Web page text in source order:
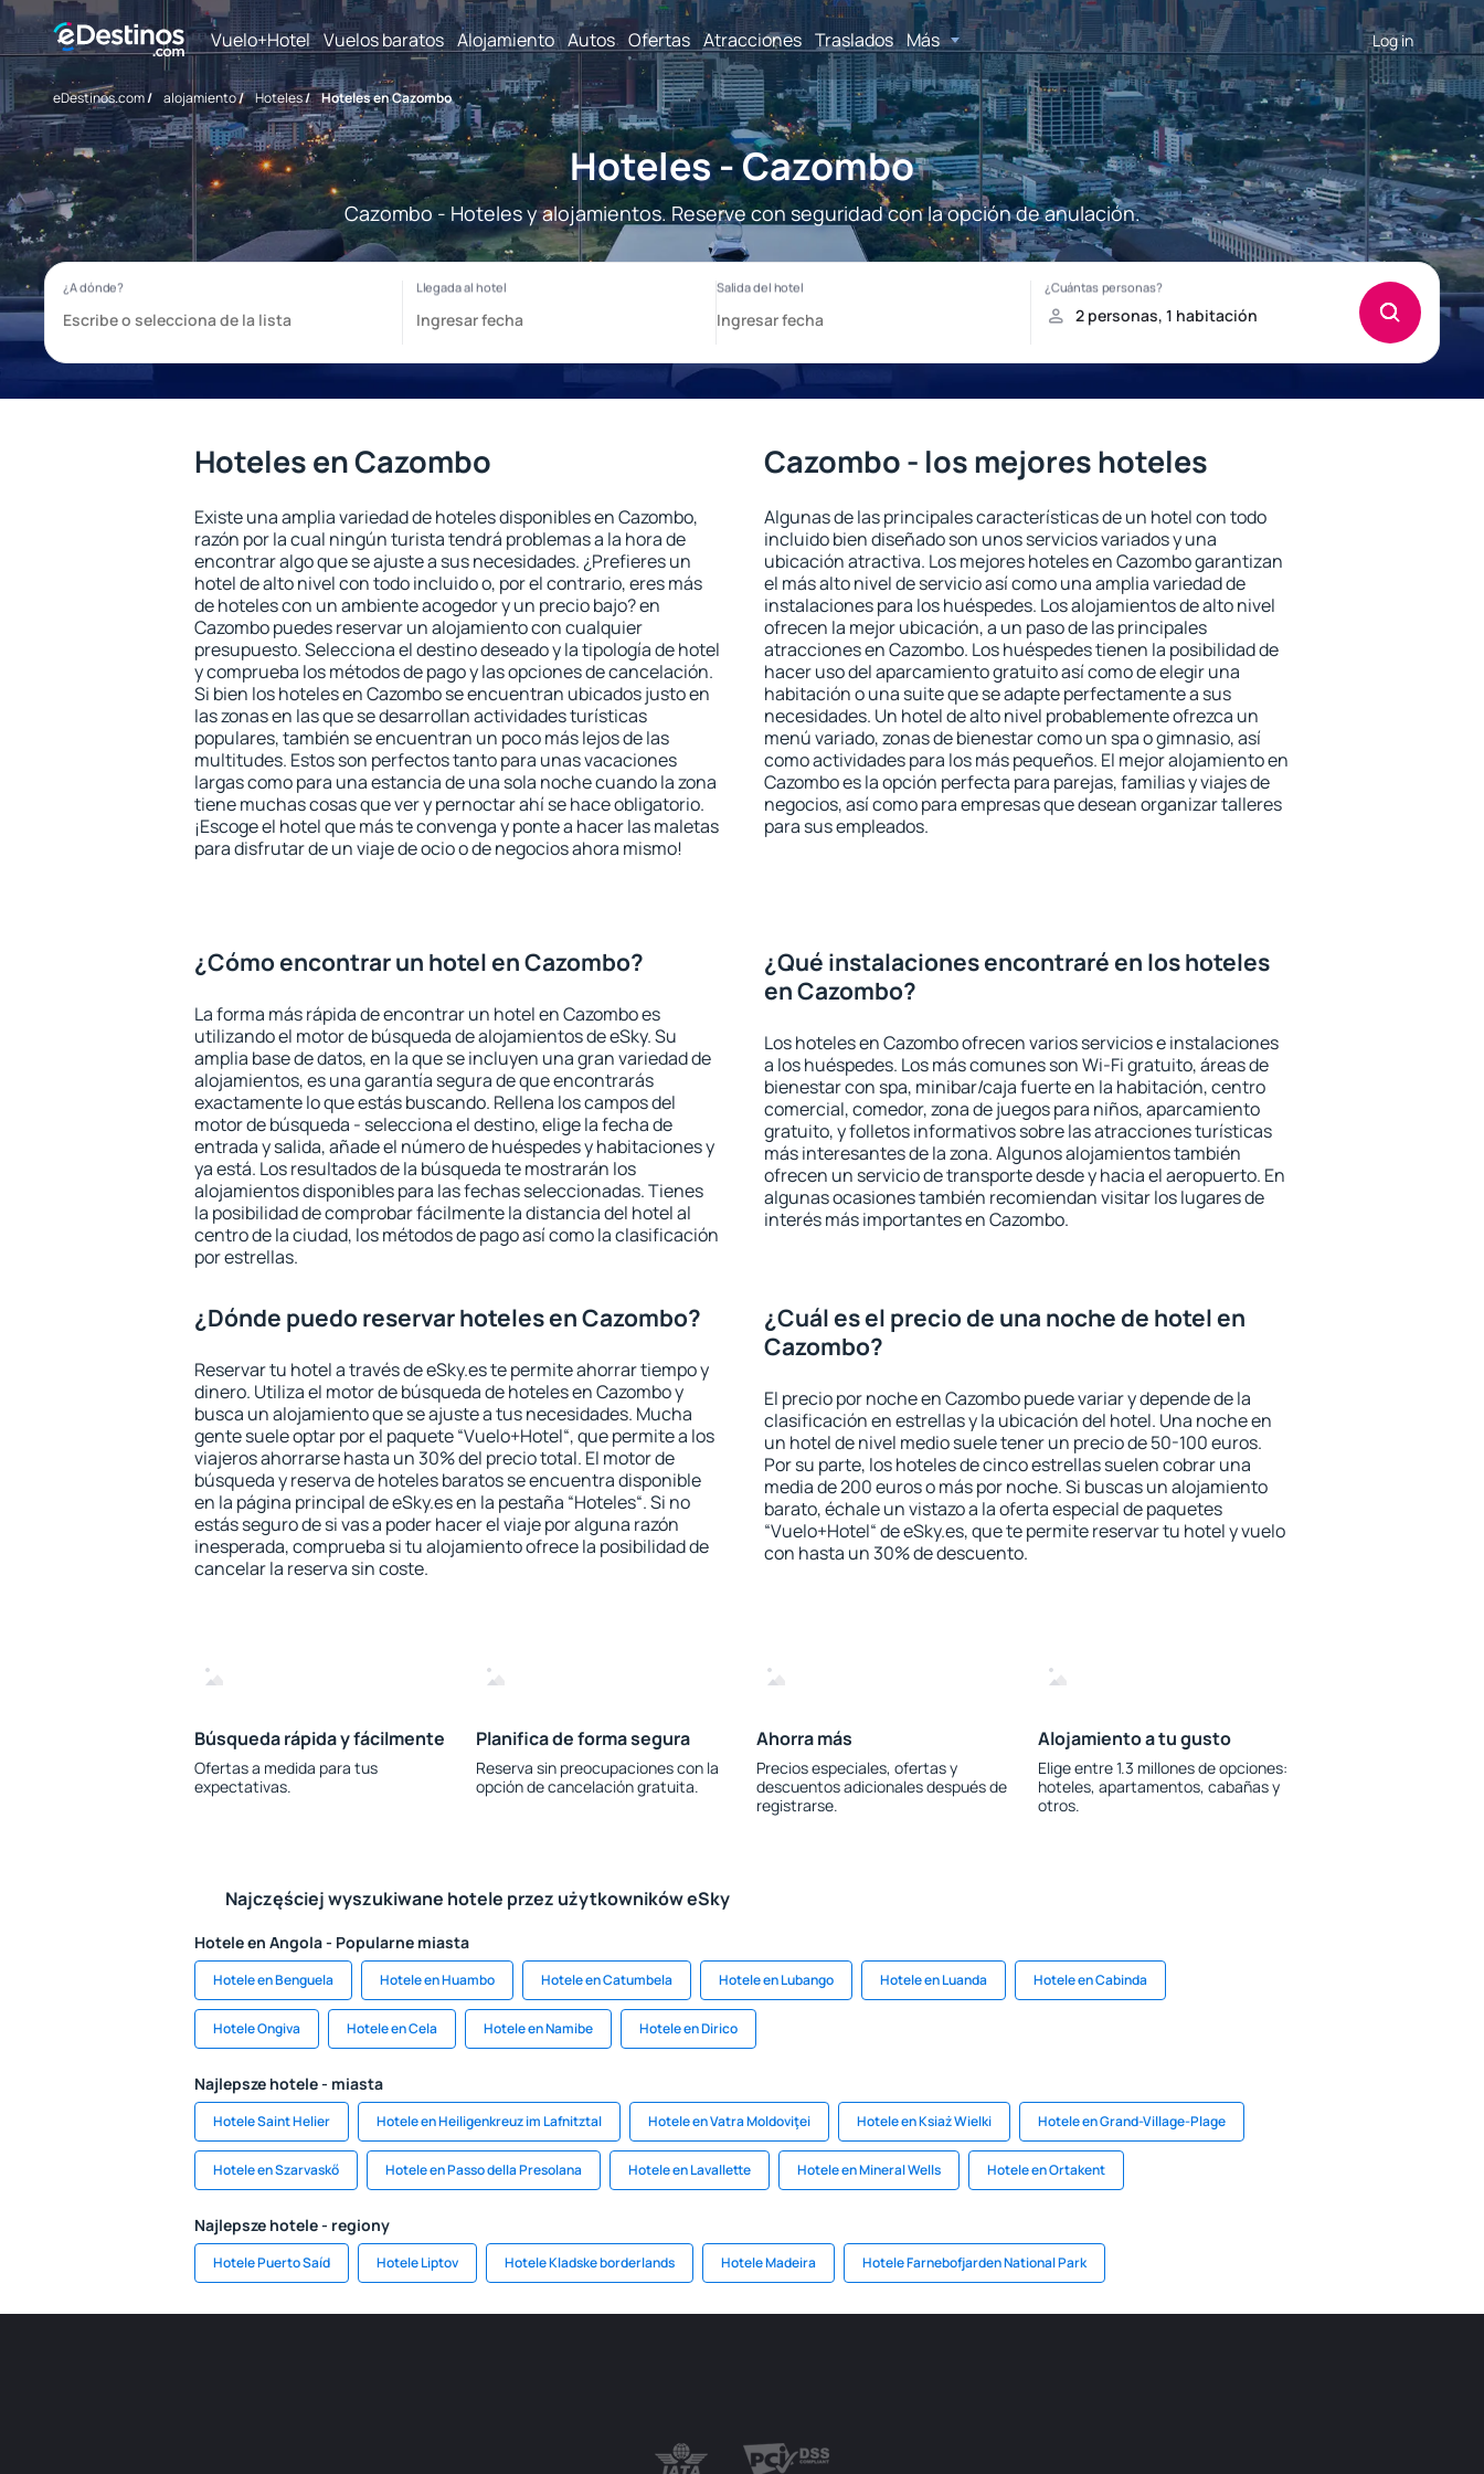
Vuelo+Hotel Vuelos baratos Alojamiento Autos Ofertas Atracciones Traslados Más Log in
eDestinos.com/ alojamiento/ Hoteles/ Hoteles en Cazombo
Hoteles - Cazombo
Cazombo - Hoteles y alojamientos. Reserve con seguridad con la opción de anulación.
Hoteles en Cazombo
Existe una amplia variedad de hoteles disponibles en Cazombo,
razón por la cual ningún turista tendrá problemas a la hora de
encontrar algo que se ajuste a sus necesidades. ¿Prefieres un
hotel de alto nivel con todo incluido o, por el contrario, eres más
de hoteles con un ambiente acogedor y un precio bajo? en
Cazombo puedes reservar un alojamiento con cualquier
presupuesto. Selecciona el destino deseado y la tipología de hotel
y comprueba los métodos de pago y las opciones de cancelación.
Si bien los hoteles en Cazombo se encuentran ubicados justo en
las zonas en las que se desarrollan actividades turísticas
populares, también se encuentran un poco más lejos de las
multitudes. Estos son perfectos tanto para unas vacaciones
largas como para una estancia de una sola noche cuando la zona
tiene muchas cosas que ver y pernoctar ahí se hace obligatorio.
¡Escoge el hotel que más te convenga y ponte a hacer las maletas
para disfrutar de un viaje de ocio o de negocios ahora mismo!
Cazombo - los mejores hoteles
Algunas de las principales características de un hotel con todo
incluido bien diseñado son unos servicios variados y una
ubicación atractiva. Los mejores hoteles en Cazombo garantizan
el más alto nivel de servicio así como una amplia variedad de
instalaciones para los huéspedes. Los alojamientos de alto nivel
ofrecen la mejor ubicación, a un paso de las principales
atracciones en Cazombo. Los huéspedes tienen la posibilidad de
hacer uso del aparcamiento gratuito así como de elegir una
habitación o una suite que se adapte perfectamente a sus
necesidades. Un hotel de alto nivel probablemente ofrezca un
menú variado, zonas de bienestar como un spa o gimnasio, así
como actividades para los más pequeños. El mejor alojamiento en
Cazombo es la opción perfecta para parejas, familias y viajes de
negocios, así como para empresas que desean organizar talleres
para sus empleados.
¿Cómo encontrar un hotel en Cazombo?
La forma más rápida de encontrar un hotel en Cazombo es
utilizando el motor de búsqueda de alojamientos de eSky. Su
amplia base de datos, en la que se incluyen una gran variedad de
alojamientos, es una garantía segura de que encontrarás
exactamente lo que estás buscando. Rellena los campos del
motor de búsqueda - selecciona el destino, elige la fecha de
entrada y salida, añade el número de huéspedes y habitaciones y
ya está. Los resultados de la búsqueda te mostrarán los
alojamientos disponibles para las fechas seleccionadas. Tienes
la posibilidad de comprobar fácilmente la distancia del hotel al
centro de la ciudad, los métodos de pago así como la clasificación
por estrellas.
¿Qué instalaciones encontraré en los hoteles
en Cazombo?
Los hoteles en Cazombo ofrecen varios servicios e instalaciones
a los huéspedes. Los más comunes son Wi-Fi gratuito, áreas de
bienestar con spa, minibar/caja fuerte en la habitación, centro
comercial, comedor, zona de juegos para niños, aparcamiento
gratuito, y folletos informativos sobre las atracciones turísticas
más interesantes de la zona. Algunos alojamientos también
ofrecen un servicio de transporte desde y hacia el aeropuerto. En
algunas ocasiones también recomiendan visitar los lugares de
interés más importantes en Cazombo.
¿Dónde puedo reservar hoteles en Cazombo?
Reservar tu hotel a través de eSky.es te permite ahorrar tiempo y
dinero. Utiliza el motor de búsqueda de hoteles en Cazombo y
busca un alojamiento que se ajuste a tus necesidades. Mucha
gente suele optar por el paquete “Vuelo+Hotel“, que permite a los
viajeros ahorrarse hasta un 30% del precio total. El motor de
búsqueda y reserva de hoteles baratos se encuentra disponible
en la página principal de eSky.es en la pestaña “Hoteles“. Si no
estás seguro de si vas a poder hacer el viaje por alguna razón
inesperada, comprueba si tu alojamiento ofrece la posibilidad de
cancelar la reserva sin coste.
¿Cuál es el precio de una noche de hotel en
Cazombo?
El precio por noche en Cazombo puede variar y depende de la
clasificación en estrellas y la ubicación del hotel. Una noche en
un hotel de nivel medio suele tener un precio de 50-100 euros.
Por su parte, los hoteles de cinco estrellas suelen cobrar una
media de 200 euros o más por noche. Si buscas un alojamiento
barato, échale un vistazo a la oferta especial de paquetes
“Vuelo+Hotel“ de eSky.es, que te permite reservar tu hotel y vuelo
con hasta un 30% de descuento.
Búsqueda rápida y fácilmente
Ofertas a medida para tus
expectativas.
Planifica de forma segura
Reserva sin preocupaciones con la
opción de cancelación gratuita.
Ahorra más
Precios especiales, ofertas y
descuentos adicionales después de
registrarse.
Alojamiento a tu gusto
Elige entre 1.3 millones de opciones:
hoteles, apartamentos, cabañas y
otros.
Najczęściej wyszukiwane hotele przez użytkowników eSky
Hotele en Angola - Popularne miasta
Hotele en Benguela Hotele en Huambo Hotele en Catumbela Hotele en Lubango Hotele en Luanda Hotele en Cabinda
Hotele Ongiva Hotele en Cela Hotele en Namibe Hotele en Dirico
Najlepsze hotele - miasta
Hotele Saint Helier Hotele en Heiligenkreuz im Lafnitztal Hotele en Vatra Moldoviţei Hotele en Ksiaż Wielki Hotele en Grand-Village-Plage
Hotele en Szarvaskő Hotele en Passo della Presolana Hotele en Lavallette Hotele en Mineral Wells Hotele en Ortakent
Najlepsze hotele - regiony
Hotele Puerto Saíd Hotele Liptov Hotele Kladske borderlands Hotele Madeira Hotele Farnebofjarden National Park